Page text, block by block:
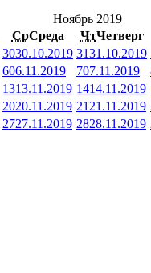
Ноябрь 2019
СрСреда ЧтЧетверг
3030.10.2019 3131.10.2019
606.11.2019 707.11.2019
1313.11.2019 1414.11.2019
2020.11.2019 21 21.11.2019
2727.11.2019 2828.11.2019